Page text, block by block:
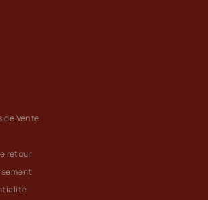
de Vente
retour